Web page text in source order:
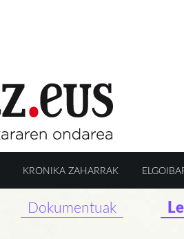
KRONIKA ZAHARRAK
Dokumentuak